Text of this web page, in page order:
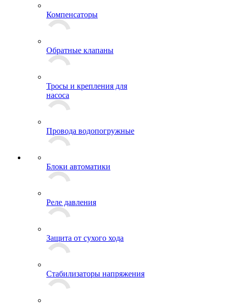
Компенсаторы
Обратные клапаны
Тросы и крепления для
насоса
Провода водопогружные
Блоки автоматики
Реле давления
Защита от сухого хода
Стабилизаторы напряжения